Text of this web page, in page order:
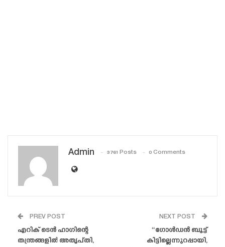
Admin 3761 Posts 0 Comments
PREV POST
എറിക് ടെൻ ഹാഗിന്റെ
തന്ത്രങ്ങളിൽ അതൃപ്‌തി,
NEXT POST
“ഗോൾഡൻ ബൂട്ട്
കിട്ടില്ലെന്നുറപ്പായി,